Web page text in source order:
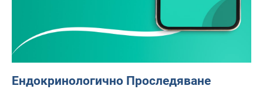
Ендокринологично Проследяване